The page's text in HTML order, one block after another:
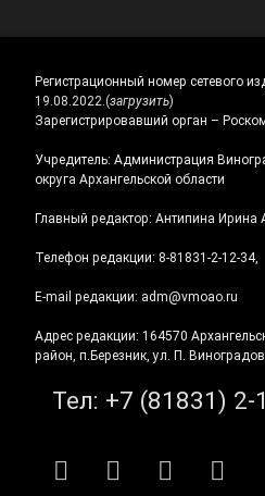
Регистрационный номер сетевого
19.08.2022.(загрузить)
Зарегистрировавший орган –
Учредитель: Администрация
округа Архангельской области
Главный редактор: Антипина Ирина
Телефон редакции: 8-81831-2-12-34,
E-mail редакции: adm@vmoao.ru
Адрес редакции: 164570
район, п.Березник, ул. П.
Тел: +7 (81831) 2-
RSS E-mail